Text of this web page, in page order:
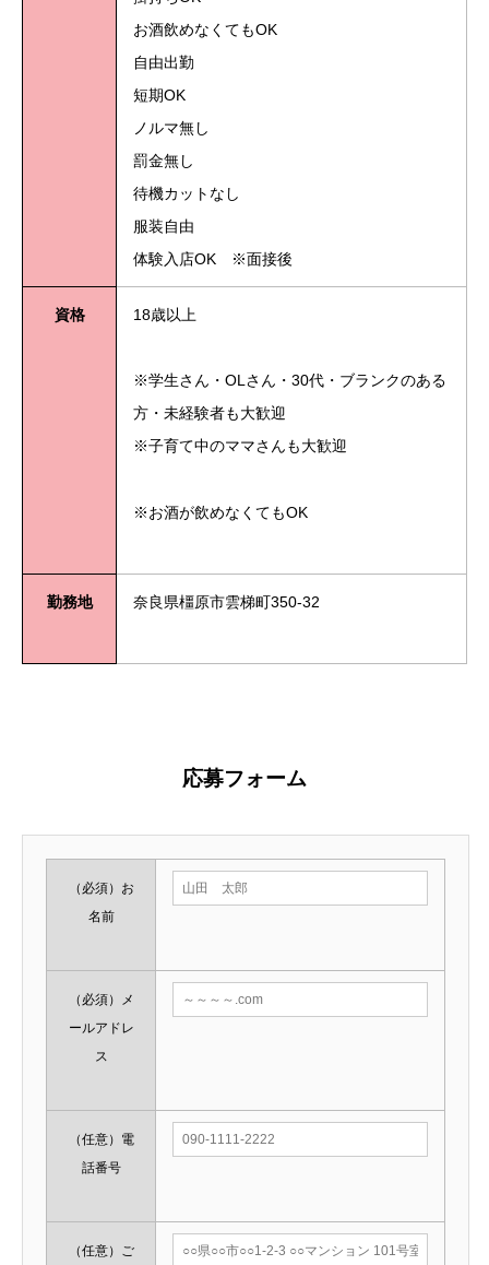
お酒飲めなくてもOK
自由出勤
短期OK
ノルマ無し
罰金無し
待機カットなし
服装自由
体験入店OK ※面接後
資格 18歳以上
※学生さん・OLさん・30代・ブランクのある
方・未経験者も大歓迎
※子育て中のママさんも大歓迎
※お酒が飲めなくてもOK
勤務地 奈良県橿原市雲梯町350-32
応募フォーム
（必須） お
名前
（必須）
メ
ールアドレ
ス
（任意） 電
話番号
（任意） ご